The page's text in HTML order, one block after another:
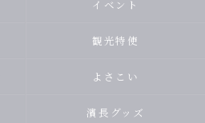
イベント
観光特使
よさこい
濱長グッズ